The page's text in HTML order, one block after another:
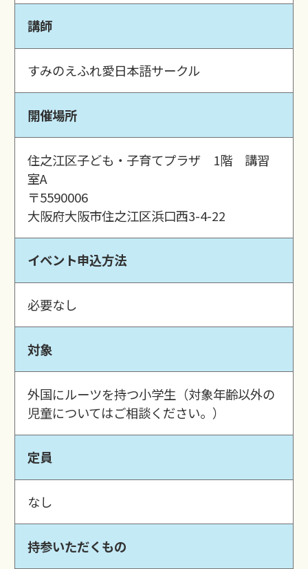
講師
すみのえふれ愛日本語サークル
開催場所
住之江区子ども・子育てプラザ 1階 講習
室A
〒5590006
大阪府大阪市住之江区浜口西3-4-22
イベント申込方法
必要なし
対象
外国にルーツを持つ小学生（対象年齢以外の
児童についてはご相談ください。）
定員
なし
持参いただくもの